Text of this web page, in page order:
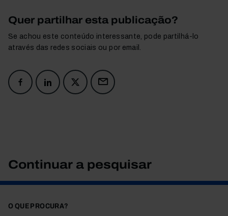
Quer partilhar esta publicação?
Se achou este conteúdo interessante, pode partilhá-lo
através das redes sociais ou por email.
Continuar a pesquisar
O QUE PROCURA?